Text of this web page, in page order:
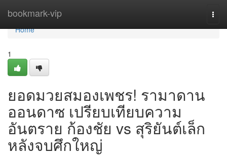
bookmark-vip
Home
Home
1
ยอดมวยสมองเพชร! รามาดาน
ออนดาซ เปรียบเทียบความ
อันตราย ก้องชัย vs สุริยันต์เล็ก
หลังจบศึกใหญ่